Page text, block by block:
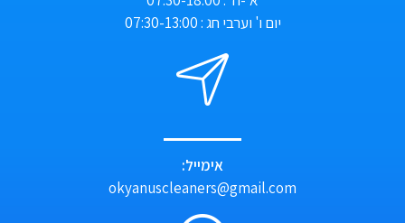
יום ו' וערבי חג : 07:30-13:00
אימייל:
okyanuscleaners@gmail.com